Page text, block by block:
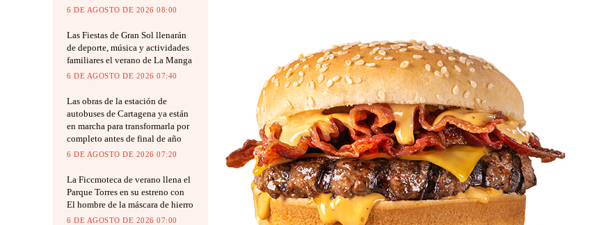
6 DE AGOSTO DE 2026 08:00
Las Fiestas de Gran Sol llenarán
de deporte, música y actividades
familiares el verano de La Manga
6 DE AGOSTO DE 2026 07:40
Las obras de la estación de
autobuses de Cartagena ya están
en marcha para transformarla por
completo antes de final de año
6 DE AGOSTO DE 2026 07:20
La Ficcmoteca de verano llena el
Parque Torres en su estreno con
El hombre de la máscara de hierro
6 DE AGOSTO DE 2026 07:00